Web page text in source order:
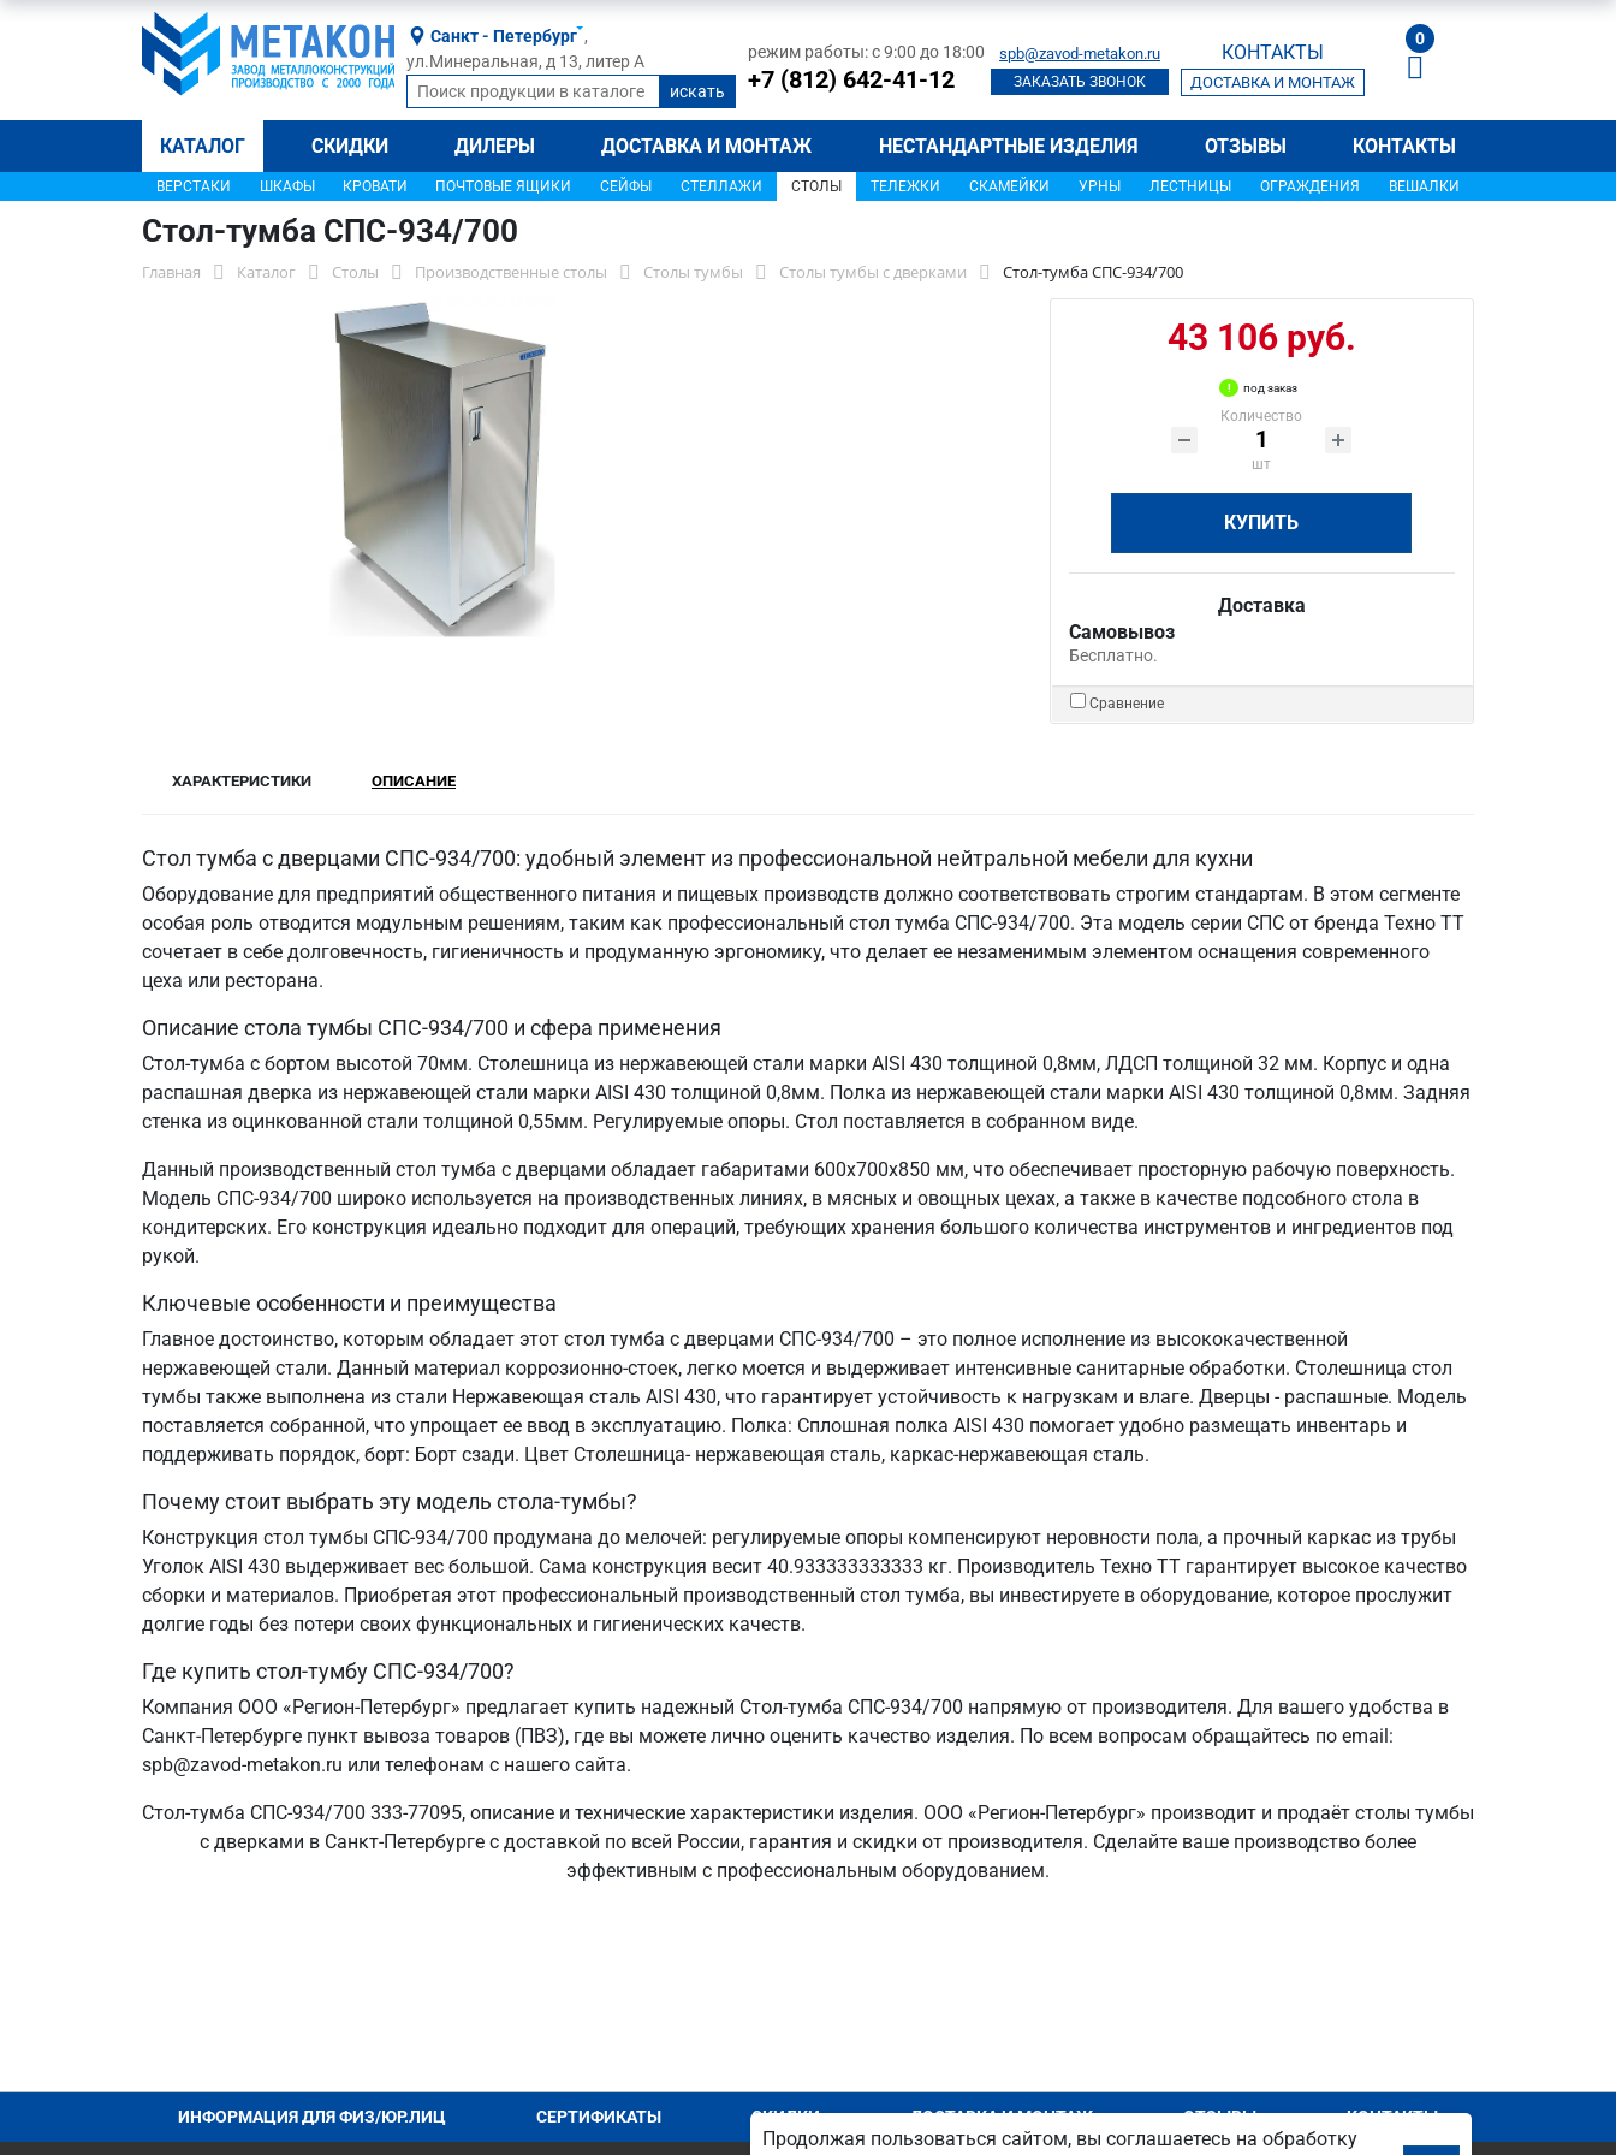
Санкт - Петербург ,
ул.Минеральная, д 13, литер А
режим работы: с 9:00 до 18:00
+7 (812) 642-41-12
spb@zavod-metakon.ru
ЗАКАЗАТЬ ЗВОНОК
КОНТАКТЫ
ДОСТАВКА И МОНТАЖ
0
КАТАЛОГ СКИДКИ ДИЛЕРЫ ДОСТАВКА И МОНТАЖ НЕСТАНДАРТНЫЕ ИЗДЕЛИЯ ОТЗЫВЫ КОНТАКТЫ
ВЕРСТАКИ ШКАФЫ КРОВАТИ ПОЧТОВЫЕ ЯЩИКИ СЕЙФЫ СТЕЛЛАЖИ СТОЛЫ ТЕЛЕЖКИ СКАМЕЙКИ УРНЫ ЛЕСТНИЦЫ ОГРАЖДЕНИЯ ВЕШАЛКИ
Стол-тумба СПС-934/700
Главная Каталог Столы Производственные столы Столы тумбы Столы тумбы с дверками Стол-тумба СПС-934/700
43 106 руб.
под заказ
Количество
шт
КУПИТЬ
Доставка
Самовывоз
Бесплатно.
Сравнение
ХАРАКТЕРИСТИКИ ОПИСАНИЕ
Стол тумба с дверцами СПС-934/700: удобный элемент из профессиональной нейтральной мебели для кухни
Оборудование для предприятий общественного питания и пищевых производств должно соответствовать строгим стандартам. В этом сегменте
особая роль отводится модульным решениям, таким как профессиональный стол тумба СПС-934/700. Эта модель серии СПС от бренда Техно ТТ
сочетает в себе долговечность, гигиеничность и продуманную эргономику, что делает ее незаменимым элементом оснащения современного
цеха или ресторана.
Описание стола тумбы СПС-934/700 и сфера применения
Стол-тумба с бортом высотой 70мм. Столешница из нержавеющей стали марки AISI 430 толщиной 0,8мм, ЛДСП толщиной 32 мм. Корпус и одна
распашная дверка из нержавеющей стали марки AISI 430 толщиной 0,8мм. Полка из нержавеющей стали марки AISI 430 толщиной 0,8мм. Задняя
стенка из оцинкованной стали толщиной 0,55мм. Регулируемые опоры. Стол поставляется в собранном виде.
Данный производственный стол тумба с дверцами обладает габаритами 600х700х850 мм, что обеспечивает просторную рабочую поверхность.
Модель СПС-934/700 широко используется на производственных линиях, в мясных и овощных цехах, а также в качестве подсобного стола в
кондитерских. Его конструкция идеально подходит для операций, требующих хранения большого количества инструментов и ингредиентов под
рукой.
Ключевые особенности и преимущества
Главное достоинство, которым обладает этот стол тумба с дверцами СПС-934/700 – это полное исполнение из высококачественной
нержавеющей стали. Данный материал коррозионно-стоек, легко моется и выдерживает интенсивные санитарные обработки. Столешница стол
тумбы также выполнена из стали Нержавеющая сталь AISI 430, что гарантирует устойчивость к нагрузкам и влаге. Дверцы - распашные. Модель
поставляется собранной, что упрощает ее ввод в эксплуатацию. Полка: Сплошная полка AISI 430 помогает удобно размещать инвентарь и
поддерживать порядок, борт: Борт сзади. Цвет Столешница- нержавеющая сталь, каркас-нержавеющая сталь.
Почему стоит выбрать эту модель стола-тумбы?
Конструкция стол тумбы СПС-934/700 продумана до мелочей: регулируемые опоры компенсируют неровности пола, а прочный каркас из трубы
Уголок AISI 430 выдерживает вес большой. Сама конструкция весит 40.933333333333 кг. Производитель Техно ТТ гарантирует высокое качество
сборки и материалов. Приобретая этот профессиональный производственный стол тумба, вы инвестируете в оборудование, которое прослужит
долгие годы без потери своих функциональных и гигиенических качеств.
Где купить стол-тумбу СПС-934/700?
Компания ООО «Регион-Петербург» предлагает купить надежный Стол-тумба СПС-934/700 напрямую от производителя. Для вашего удобства в
Санкт‑Петербурге пункт вывоза товаров (ПВЗ), где вы можете лично оценить качество изделия. По всем вопросам обращайтесь по email:
spb@zavod-metakon.ru или телефонам с нашего сайта.
Стол-тумба СПС-934/700 333-77095, описание и технические характеристики изделия. ООО «Регион-Петербург» производит и продаёт столы тумбы
с дверками в Санкт‑Петербурге с доставкой по всей России, гарантия и скидки от производителя. Сделайте ваше производство более
эффективным с профессиональным оборудованием.
ИНФОРМАЦИЯ ДЛЯ ФИЗ/ЮР.ЛИЦ СЕРТИФИКАТЫ СКИДКИ ДОСТАВКА И МОНТАЖ ОТЗЫВЫ КОНТАКТЫ
Продолжая пользоваться сайтом, вы соглашаетесь на обработку